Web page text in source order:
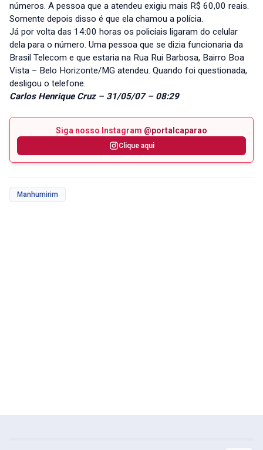
números. A pessoa que a atendeu exigiu mais R$ 60,00 reais.
Somente depois disso é que ela chamou a polícia.
Já por volta das 14:00 horas os policiais ligaram do celular
dela para o número. Uma pessoa que se dizia funcionaria da
Brasil Telecom e que estaria na Rua Rui Barbosa, Bairro Boa
Vista – Belo Horizonte/MG atendeu. Quando foi questionada,
desligou o telefone.
Carlos Henrique Cruz – 31/05/07 – 08:29
Siga nosso Instagram @portalcaparao
Clique aqui
Manhumirim